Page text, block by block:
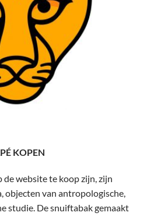
KOPEN
de website te koop zijn, zijn
objecten van antropologische,
studie. De snuiftabak gemaakt